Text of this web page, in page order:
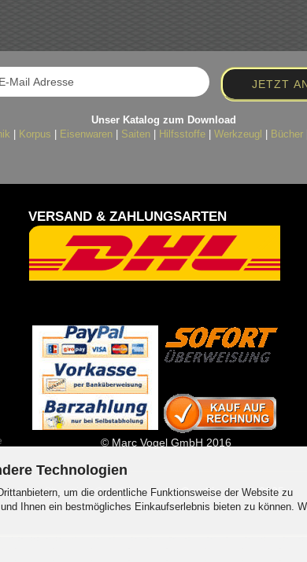
Technologien
um die ordentliche Funktionsweise der Website zu
Ihnen ein bestmögliches Einkaufserlebnis bieten zu können.
Unser Katalog zum Download
Korpus Eisenwaren Saiten Hilfsstoffe Werkzeugl Bücher
VERSAND & ZAHLUNGSARTEN
© Marc Vogel GmbH 2016
Shopping Cart Softwareby Gambio.com © 2025